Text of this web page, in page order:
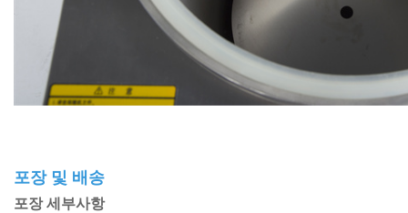
포장 및 배송
포장 세부사항